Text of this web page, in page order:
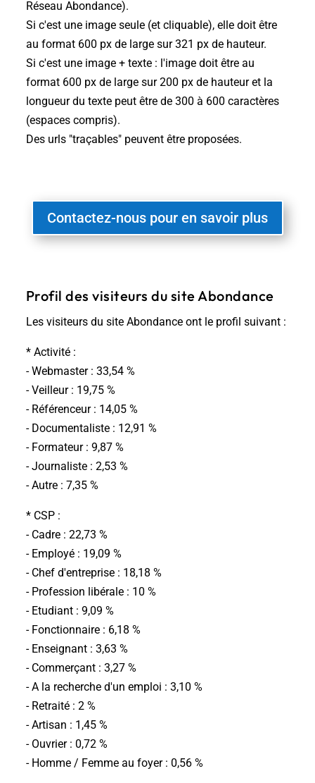
Réseau Abondance).
Si c'est une image seule (et cliquable), elle doit être
au format 600 px de large sur 321 px de hauteur.
Si c'est une image + texte : l'image doit être au
format 600 px de large sur 200 px de hauteur et la
longueur du texte peut être de 300 à 600 caractères
(espaces compris).
Des urls "traçables" peuvent être proposées.
Contactez-nous pour en savoir plus
Profil des visiteurs du site Abondance
Les visiteurs du site Abondance ont le profil suivant :
* Activité :
- Webmaster : 33,54 %
- Veilleur : 19,75 %
- Référenceur : 14,05 %
- Documentaliste : 12,91 %
- Formateur : 9,87 %
- Journaliste : 2,53 %
- Autre : 7,35 %
* CSP :
- Cadre : 22,73 %
- Employé : 19,09 %
- Chef d'entreprise : 18,18 %
- Profession libérale : 10 %
- Etudiant : 9,09 %
- Fonctionnaire : 6,18 %
- Enseignant : 3,63 %
- Commerçant : 3,27 %
- A la recherche d'un emploi : 3,10 %
- Retraité : 2 %
- Artisan : 1,45 %
- Ouvrier : 0,72 %
- Homme / Femme au foyer : 0,56 %